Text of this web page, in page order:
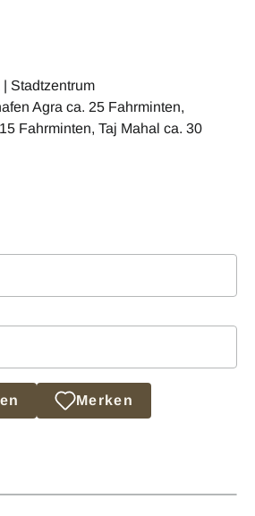
Stadtzentrum
Agra ca. 25 Fahrminten,
Fahrminten, Taj Mahal ca. 30
Merken